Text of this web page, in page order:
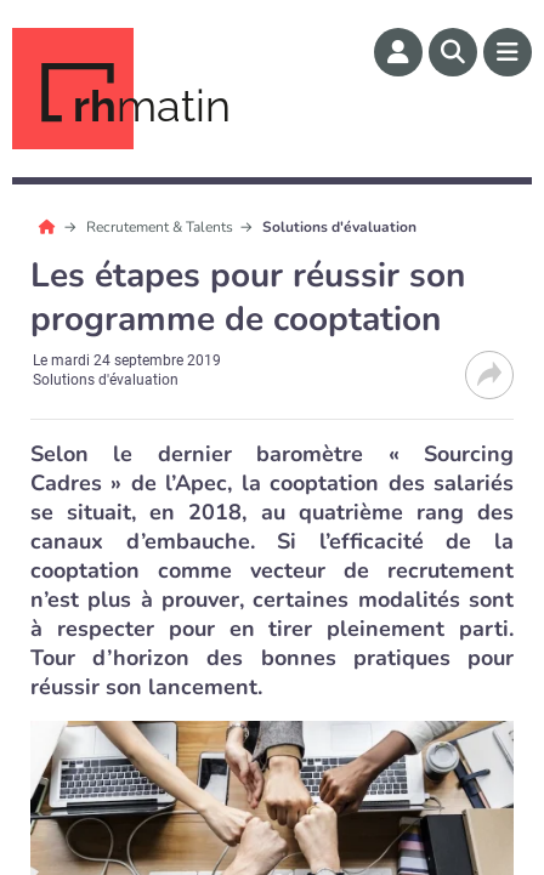
rhmatin
Recrutement & Talents Solutions d'évaluation
Les étapes pour réussir son
programme de cooptation
Lemardi 24 septembre 2019
Solutions d'évaluation
Selon le dernier baromètre « Sourcing
Cadres » de l’Apec, la cooptation des salariés
se situait, en 2018, au quatrième rang des
canaux d’embauche. Si l’efficacité de la
cooptation comme vecteur de recrutement
n’est plus à prouver, certaines modalités sont
à respecter pour en tirer pleinement parti.
Tour d’horizon des bonnes pratiques pour
réussir son lancement.